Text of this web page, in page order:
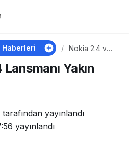
Haberleri
Nokia 2.4 ve
Yakın Olabilir
Yakın
tarafından yayınlandı
yayınlandı